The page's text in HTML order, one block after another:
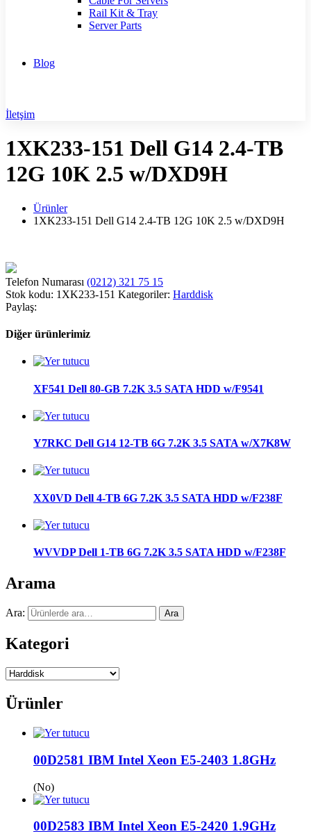
Rail Kit & Tray
Server Parts
Blog
İletşim
1XK233-151 Dell G14 2.4-TB
12G 10K 2.5 w/DXD9H
Ürünler
1XK233-151 Dell G14 2.4-TB 12G 10K 2.5 w/DXD9H
Telefon Numarası (0212) 321 75 15
Stok kodu: 1XK233-151 Kategoriler: Harddisk
Paylaş:
Diğer ürünlerimiz
XF541 Dell 80-GB 7.2K 3.5 SATA HDD w/F9541
Y7RKC Dell G14 12-TB 6G 7.2K 3.5 SATA w/X7K8W
XX0VD Dell 4-TB 6G 7.2K 3.5 SATA HDD w/F238F
WVVDP Dell 1-TB 6G 7.2K 3.5 SATA HDD w/F238F
Arama
Ara: Ara
Kategori
Ürünler
00D2581 IBM Intel Xeon E5-2403 1.8GHz
(No)
00D2583 IBM Intel Xeon E5-2420 1.9GHz